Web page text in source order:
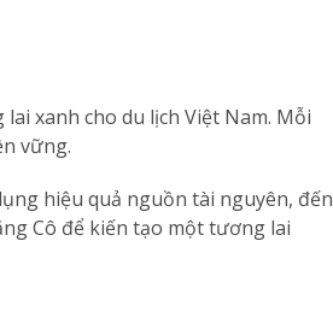
xanh cho du lịch Việt Nam. Mỗi
vững.
hiệu quả nguồn tài nguyên, đến
Cô để kiến tạo một tương lai